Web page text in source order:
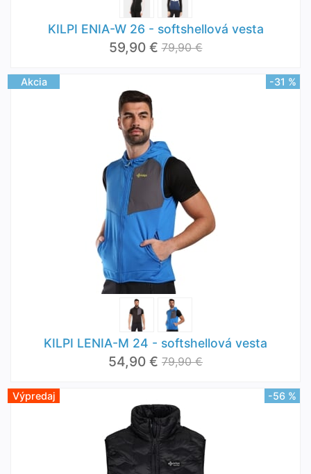
KILPI ENIA-W 26 - softshellová vesta
59,90 € 79,90 €
Akcia -31 %
KILPI LENIA-M 24 - softshellová vesta
54,90 € 79,90 €
Výpredaj -56 %